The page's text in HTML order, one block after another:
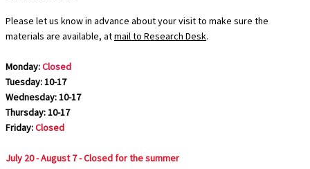
Please let us know in advance about your visit to make sure the
materials are available, atmail to Research Desk.
Monday:Closed
Tuesday: 10-17
Wednesday: 10-17
Thursday: 10-17
Friday:Closed
July 20 - August 7 - Closed for the summer